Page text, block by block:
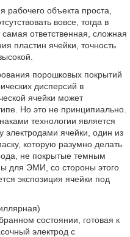
рабочего объекта проста,
вовсе, тогда в
ответственная, сложная
пластин ячейки, точность
порошковых покрытий
дисперсий в
ячейки может
Но это не принципиально.
технологии является
ячейки, один из
которую разумно делать
не покрытые темным
для ЭМИ, со стороны этого
экспозиция ячейки под
состоянии, готовая к
электрод с